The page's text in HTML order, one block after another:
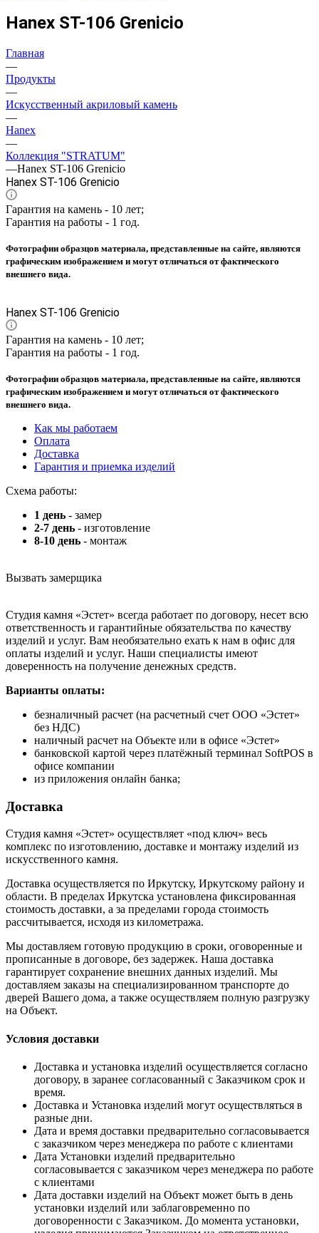
Hanex ST-106 Grenicio
Главная
—
Продукты
—
Искусственный акриловый камень
—
Hanex
—
Коллекция "STRATUM"
—Hanex ST-106 Grenicio
Hanex ST-106 Grenicio
Гарантия на камень - 10 лет;
Гарантия на работы - 1 год.
Фотографии образцов материала, представленные на сайте, являются
графическим изображением и могут отличаться от фактического
внешнего вида.
Hanex ST-106 Grenicio
Гарантия на камень - 10 лет;
Гарантия на работы - 1 год.
Фотографии образцов материала, представленные на сайте, являются
графическим изображением и могут отличаться от фактического
внешнего вида.
Как мы работаем
Оплата
Доставка
Гарантия и приемка изделий
Схема работы:
1 день - замер
2-7 день - изготовление
8-10 день - монтаж
Вызвать замерщика
Студия камня «Эстет» всегда работает по договору, несет всю
ответственность и гарантийные обязательства по качеству
изделий и услуг. Вам необязательно ехать к нам в офис для
оплаты изделий и услуг. Наши специалисты имеют
доверенность на получение денежных средств.
Варианты оплаты:
безналичный расчет (на расчетный счет ООО «Эстет»
без НДС)
наличный расчет на Объекте или в офисе «Эстет»
банковской картой через платёжный терминал SoftPOS в
офисе компании
из приложения онлайн банка;
Доставка
Студия камня «Эстет» осуществляет «под ключ» весь
комплекс по изготовлению, доставке и монтажу изделий из
искусственного камня.
Доставка осуществляется по Иркутску, Иркутскому району и
области. В пределах Иркутска установлена фиксированная
стоимость доставки, а за пределами города стоимость
рассчитывается, исходя из километража.
Мы доставляем готовую продукцию в сроки, оговоренные и
прописанные в договоре, без задержек. Наша доставка
гарантирует сохранение внешних данных изделий. Мы
доставляем заказы на специализированном транспорте до
дверей Вашего дома, а также осуществляем полную разгрузку
на Объект.
Условия доставки
Доставка и установка изделий осуществляется согласно
договору, в заранее согласованный с Заказчиком срок и
время.
Доставка и Установка изделий могут осуществляться в
разные дни.
Дата и время доставки предварительно согласовывается
с заказчиком через менеджера по работе с клиентами
Дата Установки изделий предварительно
согласовывается с заказчиком через менеджера по работе
с клиентами
Дата доставки изделий на Объект может быть в день
установки изделий или заблаговременно по
договоренности с Заказчиком. До момента установки,